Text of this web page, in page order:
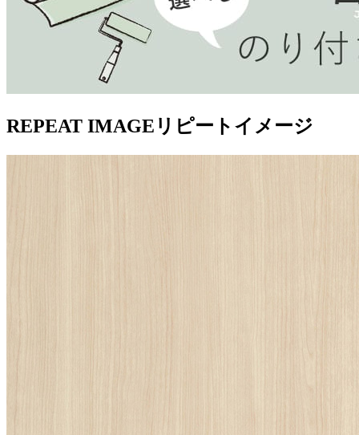
REPEAT IMAGE リピートイメージ